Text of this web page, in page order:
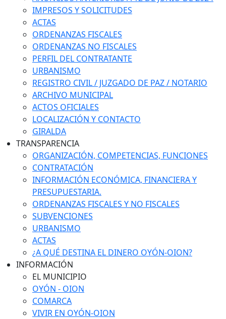
IMPRESOS Y SOLICITUDES
ACTAS
ORDENANZAS FISCALES
ORDENANZAS NO FISCALES
PERFIL DEL CONTRATANTE
URBANISMO
REGISTRO CIVIL / JUZGADO DE PAZ / NOTARIO
ARCHIVO MUNICIPAL
ACTOS OFICIALES
LOCALIZACIÓN Y CONTACTO
GIRALDA
TRANSPARENCIA
ORGANIZACIÓN, COMPETENCIAS, FUNCIONES
CONTRATACIÓN
INFORMACIÓN ECONÓMICA, FINANCIERA Y
PRESUPUESTARIA.
ORDENANZAS FISCALES Y NO FISCALES
SUBVENCIONES
URBANISMO
ACTAS
¿A QUÉ DESTINA EL DINERO OYÓN-OION?
INFORMACIÓN
EL MUNICIPIO
OYÓN - OION
COMARCA
VIVIR EN OYÓN-OION